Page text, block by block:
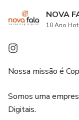
NOVA
10 Ano
Nossa missão é
Somos uma
Digitais.